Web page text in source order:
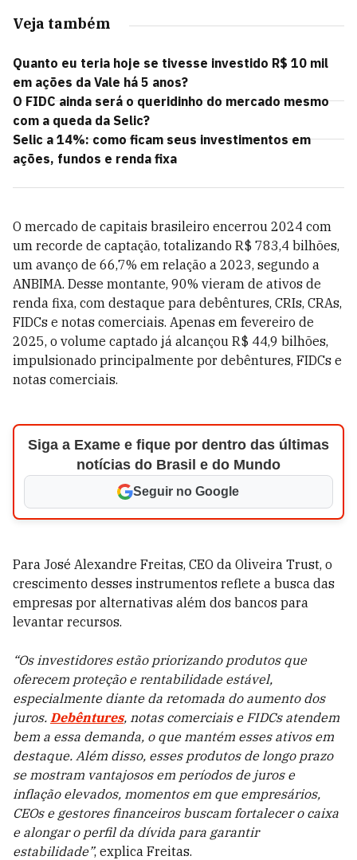
Veja também
Quanto eu teria hoje se tivesse investido R$ 10 mil
em ações da Vale há 5 anos?
O FIDC ainda será o queridinho do mercado mesmo
com a queda da Selic?
Selic a 14%: como ficam seus investimentos em
ações, fundos e renda fixa
O mercado de capitais brasileiro encerrou 2024 com
um recorde de captação, totalizando R$ 783,4 bilhões,
um avanço de 66,7% em relação a 2023, segundo a
ANBIMA. Desse montante, 90% vieram de ativos de
renda fixa, com destaque para debêntures, CRIs, CRAs,
FIDCs e notas comerciais. Apenas em fevereiro de
2025, o volume captado já alcançou R$ 44,9 bilhões,
impulsionado principalmente por debêntures, FIDCs e
notas comerciais.
Siga a Exame e fique por dentro das últimas
notícias do Brasil e do Mundo
Seguir no Google
Para José Alexandre Freitas, CEO da Oliveira Trust, o
crescimento desses instrumentos reflete a busca das
empresas por alternativas além dos bancos para
levantar recursos.
“Os investidores estão priorizando produtos que
oferecem proteção e rentabilidade estável,
especialmente diante da retomada do aumento dos
juros. Debêntures, notas comerciais e FIDCs atendem
bem a essa demanda, o que mantém esses ativos em
destaque. Além disso, esses produtos de longo prazo
se mostram vantajosos em períodos de juros e
inflação elevados, momentos em que empresários,
CEOs e gestores financeiros buscam fortalecer o caixa
e alongar o perfil da dívida para garantir
estabilidade”, explica Freitas.